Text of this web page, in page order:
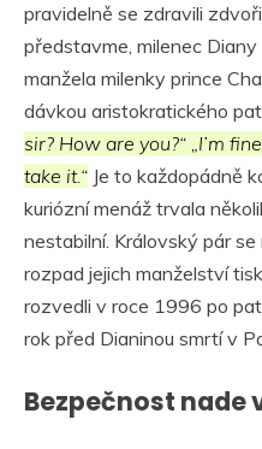
pravidelně se zdravili
představme, milenec
manžela milenky prince
dávkou aristokratického
sir? How are you?“ „I’m
take it.“ Je to každopádně
kuriózní menáž trvala
nestabilní. Královský pár
rozpad jejich manželství
rozvedli v roce 1996 po
rok před Dianinou smrtí v
Bezpečnost nade